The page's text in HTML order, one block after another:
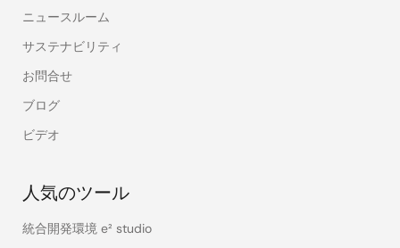
ニュースルーム
サステナビリティ
お問合せ
ブログ
ビデオ
人気のツール
統合開発環境 e² studio